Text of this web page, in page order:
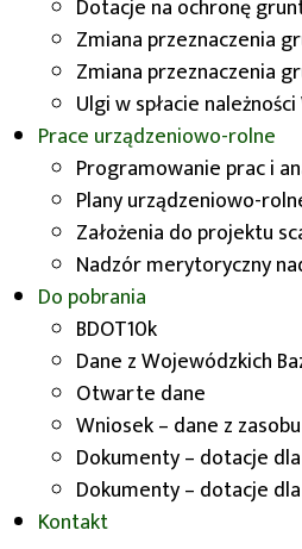
Dotacje na ochronę
Zmiana przeznaczenia
Zmiana przeznaczenia
Ulgi w spłacie należności
Prace urządzeniowo-rolne
Programowanie prac i
Plany urządzeniowo-
Założenia do projektu
Nadzór merytoryczny
Do pobrania
BDOT10k
Dane z Wojewódzkich
Otwarte dane
Wniosek – dane z zasobu
Dokumenty – dotacje dla
Dokumenty – dotacje dla
Kontakt
UchwałaXIII/318/25
UchwałaXXII/561/25–
Rok 2024
Uchwała nr LXVI/1410/24
Dolnośląskiego z dnia 29
udzielenia z budżetu
Dolnośląskiego w 2024 roku
w formie dotacji celowej
terytorialnego na
rekultywacji i poprawy
UchwałaLXVI/1410/24
Uchwała
- Zmiana